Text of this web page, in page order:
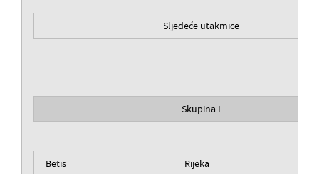
Sljedeće utakmice
Skupina I
Betis
Rijeka